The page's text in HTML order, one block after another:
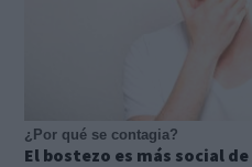
¿Por qué se contagia?
El bostezo es más social